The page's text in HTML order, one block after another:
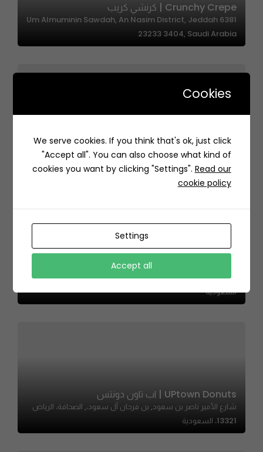
Crunchy Crepe | كرنشي كريب
6381 Um Almuminin Sawdah, An Nasim District, Jeddah
23233 3404, Saudi Arabia
Le Gourmet Patisserie | الذواق
8170 King Abdul Aziz Rd, Al Ghadir, Riyadh 13311 4384,
Saudi Arabia
حي, 8500 الخطائط، أم الحمام الشرقي، الرياض 12721 4075،
السعودية
UPtown Donuts | اب تاون دونتس
شارع الأمير ناصر بن سعود, بن فرحان آل سعود،, الصحافة، الرياض
13321، السعودية
Cookies
We serve cookies. If you think that's ok, just click
"Accept all". You can also choose what kind of
cookies you want by clicking "Settings". Read our
cookie policy
Settings
Accept all